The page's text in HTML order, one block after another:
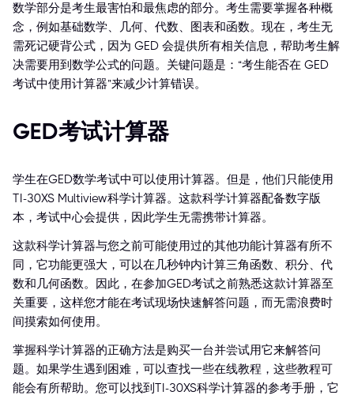
数学部分是考生最害怕和最焦虑的部分。考生需要掌握各种概
念，例如基础数学、几何、代数、图表和函数。现在，考生无
需死记硬背公式，因为 GED 会提供所有相关信息，帮助考生解
决需要用到数学公式的问题。关键问题是：“考生能否在 GED
考试中使用计算器”来减少计算错误。
GED考试计算器
学生在GED数学考试中可以使用计算器。但是，他们只能使用
TI-30XS Multiview科学计算器。这款科学计算器配备数字版
本，考试中心会提供，因此学生无需携带计算器。
这款科学计算器与您之前可能使用过的其他功能计算器有所不
同，它功能更强大，可以在几秒钟内计算三角函数、积分、代
数和几何函数。因此，在参加GED考试之前熟悉这款计算器至
关重要，这样您才能在考试现场快速解答问题，而无需浪费时
间摸索如何使用。
掌握科学计算器的正确方法是购买一台并尝试用它来解答问
题。如果学生遇到困难，可以查找一些在线教程，这些教程可
能会有所帮助。您可以找到TI-30XS科学计算器的参考手册，它